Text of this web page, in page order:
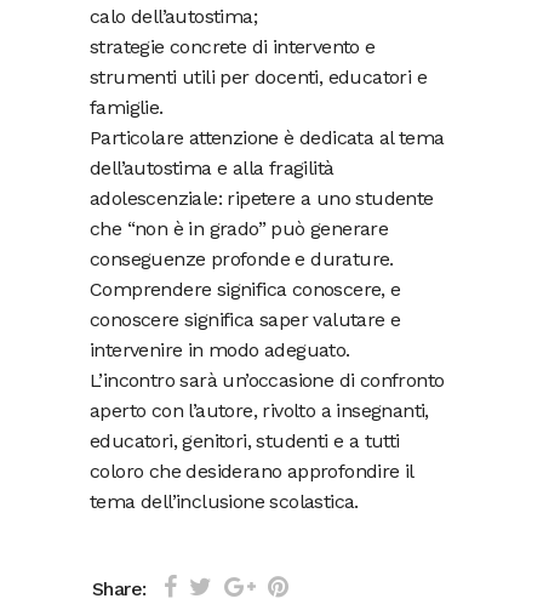
calo dell’autostima;
strategie concrete di intervento e
strumenti utili per docenti, educatori e
famiglie.
Particolare attenzione è dedicata al tema
dell’autostima e alla fragilità
adolescenziale: ripetere a uno studente
che “non è in grado” può generare
conseguenze profonde e durature.
Comprendere significa conoscere, e
conoscere significa saper valutare e
intervenire in modo adeguato.
L’incontro sarà un’occasione di confronto
aperto con l’autore, rivolto a insegnanti,
educatori, genitori, studenti e a tutti
coloro che desiderano approfondire il
tema dell’inclusione scolastica.
Share: